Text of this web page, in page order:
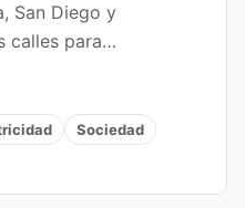
San Diego y
calles para…
Sociedad